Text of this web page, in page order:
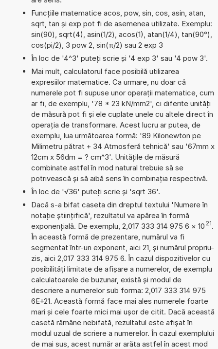
Funcțiile matematice acos, pow, sin, cos, asin, atan,
sqrt, tan și exp pot fi de asemenea utilizate. Exemplu:
sin(90), sqrt(4), asin(1/2), acos(1), atan(1/4), tan(90°),
cos(pi/2), 3 pow 2, sin(π/2) sau 2 exp 3
În loc de '4^3' puteți scrie și '4 exp 3' sau '4 pow 3'.
Mai mult, calculatorul face posibilă utilizarea
expresiilor matematice. Ca urmare, nu doar că
numerele pot fi supuse unor operații matematice, cum
ar fi, de exemplu, '78 * 23 kN/mm2', ci diferite unități
de măsură pot fi și ele cuplate unele cu altele direct în
operația de transformare. Acest lucru ar putea, de
exemplu, lua următoarea formă: '89 Kilonewton pe
Milimetru pătrat + 34 Atmosferă tehnică' sau '67mm x
12cm x 56dm = ? cm^3'. Unitățile de măsură
combinate astfel în mod natural trebuie să se
potrivească și să aibă sens în combinația respectivă.
În loc de '√36' puteți scrie și 'sqrt 36'.
Dacă s-a bifat caseta din dreptul textului 'Numere în
notație științifică', rezultatul va apărea în formă
exponențială. De exemplu, 2,017 333 314 975 6 × 10 21.
În această formă de prezentare, numărul va fi
segmentat într-un exponent, aici 21, și numărul propriu-
zis, aici 2,017 333 314 975 6. În cazul dispozitivelor cu
posibilități limitate de afișare a numerelor, de exemplu
calculatoarele de buzunar, există și modul de
descriere a numerelor sub forma: 2,017 333 314 975
6E+21. Această formă face mai ales numerele foarte
mari și cele foarte mici mai ușor de citit. Dacă această
casetă rămâne nebifată, rezultatul este afișat în
modul uzual de scriere a numerelor. În cazul exemplului
de mai sus, acest număr ar arăta astfel în acest mod